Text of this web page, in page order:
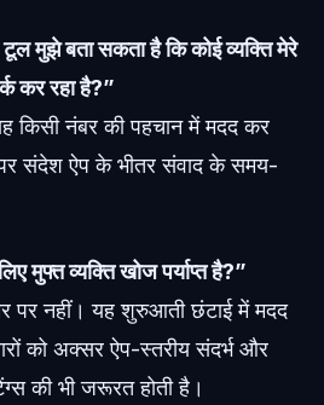
मुझे बता सकता है कि कोई व्यक्ति मेरे
कर रहा है?”
किसी नंबर की पहचान में मदद कर
संदेश ऐप के भीतर संवाद के समय-
मुफ्त व्यक्ति खोज पर्याप्त है?”
नहीं। यह शुरुआती छंटाई में मदद
को अक्सर ऐप-स्तरीय संदर्भ और
की भी जरूरत होती है।